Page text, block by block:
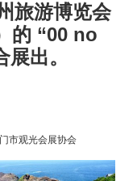
旅游博览会
的 “00 no
出。
市观光会展协会